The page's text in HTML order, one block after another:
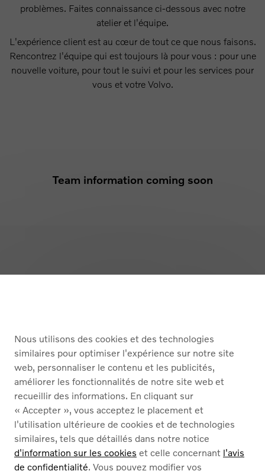
problèmes. Faites connaissance ci-dessous avec notre
atelier et l'équipe.
L'expérience client est au cœur de tout ce que nous faisons.
Rencontrez l'équipe qui est toujours là pour vous : pour une
nouvelle voiture, pour tout le suivi et pour les services pour
vous et votre Volvo.
Team information coming soon
SERVICES
À PROPOS DE NOUS
French Nederlands
Nous utilisons des cookies et des technologies
similaires pour optimiser l'expérience sur notre site
web, personnaliser le contenu et les publicités,
améliorer les fonctionnalités de notre site web et
recueillir des informations. En cliquant sur
« Accepter », vous acceptez le placement et
l'utilisation ultérieure de cookies et de technologies
similaires, tels que détaillés dans notre notice
d'information sur les cookies et celle concernant l'avis
de confidentialité. Vous pouvez modifier vos